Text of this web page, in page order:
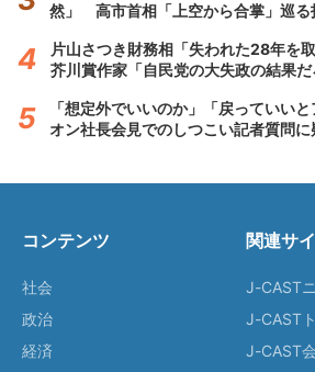
然」 高市首相「上空から合掌」巡る
片山さつき財務相「失われた28年を
芥川賞作家「自民党の大失政の結果だ
「想定外でいいのか」「戻っていい
オン社長会見でのしつこい記者質問に
コンテンツ
社会
政治
経済
関連サ
J-CAST
J-CAST
J-CAST